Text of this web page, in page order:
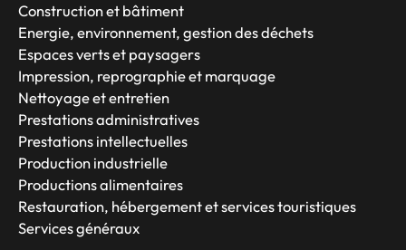
Construction et bâtiment
Energie, environnement, gestion des déchets
Espaces verts et paysagers
Impression, reprographie et marquage
Nettoyage et entretien
Prestations administratives
Prestations intellectuelles
Production industrielle
Productions alimentaires
Restauration, hébergement et services touristiques
Services généraux